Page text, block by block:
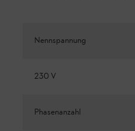
Nennspannung
230 V
Phasenanzahl